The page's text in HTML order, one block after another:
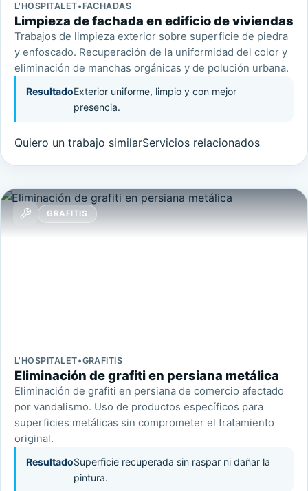
L'HOSPITALET• FACHADAS
Limpieza de fachada en edificio de viviendas
Trabajos de limpieza exterior sobre superficie de piedra
y enfoscado. Recuperación de la uniformidad del color y
eliminación de manchas orgánicas y de polución urbana.
ResultadoExterior uniforme, limpio y con mejor
presencia.
Quiero un trabajo similarServicios relacionados
GRAFITIS
L'HOSPITALET•GRAFITIS
Eliminación de grafiti en persiana metálica
Eliminación de grafiti en persiana de comercio afectado
por vandalismo. Uso de productos específicos para
superficies metálicas sin comprometer el tratamiento
original.
ResultadoSuperficie recuperada sin raspar ni dañar la
pintura.